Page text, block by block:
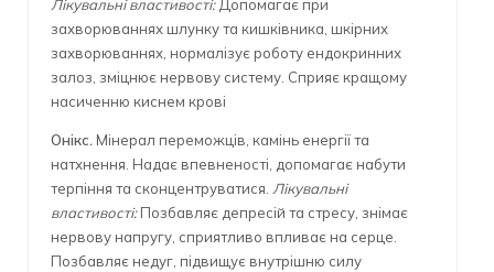
Лікувальні властивості: Допомагає при
захворюваннях шлунку та кишківника, шкірних
захворюваннях, нормалізує роботу ендокринних
залоз, зміцнює нервову систему. Сприяє кращому
насиченню киснем крові
Онікс. Мінерал переможців, камінь енергії та
натхнення. Надає впевненості, допомагає набути
терпіння та сконцентруватися. Лікувальні
властивості:Позбавляє депресій та стресу, знімає
нервову напругу, сприятливо впливає на серце.
Позбавляє недуг, підвищує внутрішню силу